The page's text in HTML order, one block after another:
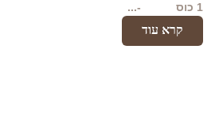
1 כוס -...
קרא עוד